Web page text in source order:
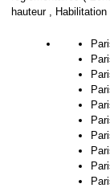
hauteur ,